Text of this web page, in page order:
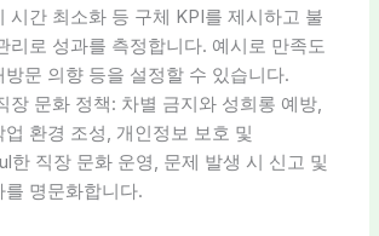
시간 최소화 등 구체 KPI를 제시하고 불
리로 성과를 측정합니다. 예시로 만족도
방문 의향 등을 설정할 수 있습니다.
장 문화 정책: 차별 금지와 성희롱 예방,
업 환경 조성, 개인정보 보호 및
한 직장 문화 운영, 문제 발생 시 신고 및
를 명문화합니다.